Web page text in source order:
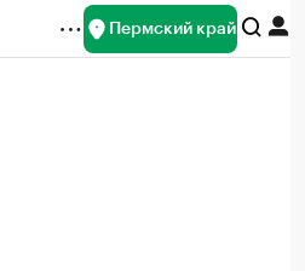
Пермский край